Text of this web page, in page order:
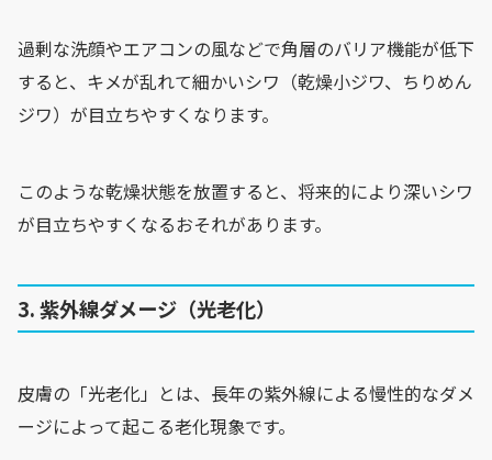
過剰な洗顔やエアコンの風などで角層のバリア機能が低下
すると、キメが乱れて細かいシワ（乾燥小ジワ、ちりめん
ジワ）が目立ちやすくなります。
このような乾燥状態を放置すると、将来的により深いシワ
が目立ちやすくなるおそれがあります。
3. 紫外線ダメージ（光老化）
皮膚の「光老化」とは、長年の紫外線による慢性的なダメ
ージによって起こる老化現象です。